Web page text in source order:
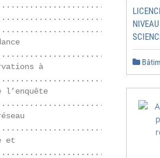
à
l’enquête
et
30